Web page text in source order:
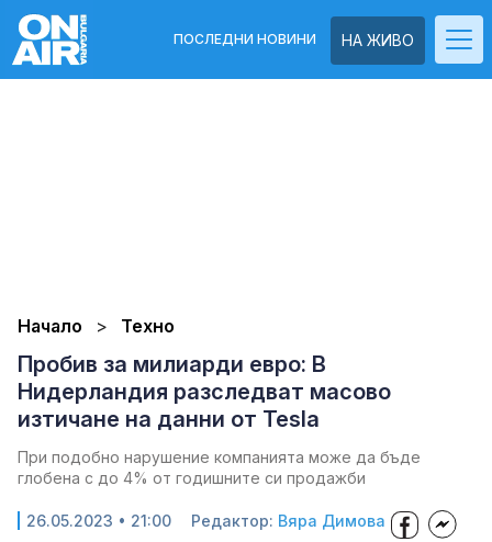
НА ЖИВО
ПОСЛЕДНИ НОВИНИ
Начало Техно
Пробив за милиарди евро: В
Нидерландия разследват масово
изтичане на данни от Tesla
При подобно нарушение компанията може да бъде
глобена с до 4% от годишните си продажби
26.05.2023 • 21:00 Редактор: Вяра Димова